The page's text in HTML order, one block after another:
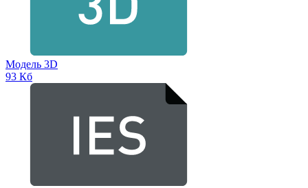
Модель 3D
93 Кб